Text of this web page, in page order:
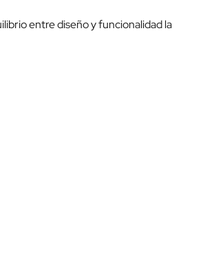
entre diseño y funcionalidad la